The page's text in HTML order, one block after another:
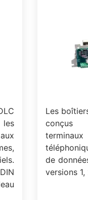
Les
conçus
de
versions